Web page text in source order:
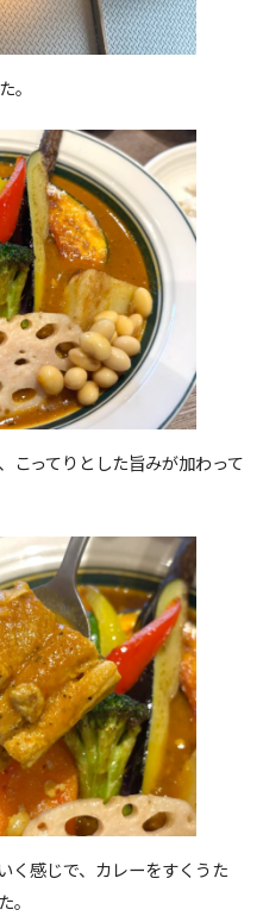
。
こってりとした旨みが加わって
く感じで、カレーをすくうた
。